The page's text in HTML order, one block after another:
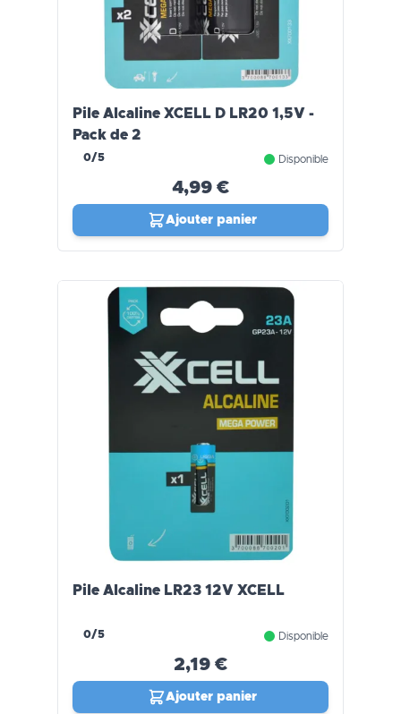
Pile Alcaline XCELL D LR20 1,5V -
Pack de 2
0/5 Disponible
4,99 €
Ajouter panier
Pile Alcaline LR23 12V XCELL
0/5 Disponible
2,19 €
Ajouter panier